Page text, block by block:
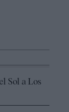
Sol a Los